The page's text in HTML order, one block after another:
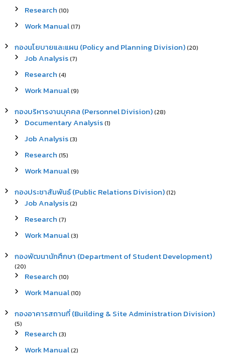
Research (10)
Work Manual(17)
กองนโยบายและแผน (Policy and Planning Division)(20)
Job Analysis(7)
Research (4)
Work Manual(9)
กองบริหารงานบุคคล (Personnel Division)(28)
Documentary Analysis(1)
Job Analysis(3)
Research (15)
Work Manual(9)
กองประชาสัมพันธ์ (Public Relations Division)(12)
Job Analysis(2)
Research (7)
Work Manual(3)
กองพัฒนานักศึกษา (Department of Student Development)
(20)
Research (10)
Work Manual(10)
กองอาคารสถานที่ (Building & Site Administration Division)
(5)
Research (3)
Work Manual(2)